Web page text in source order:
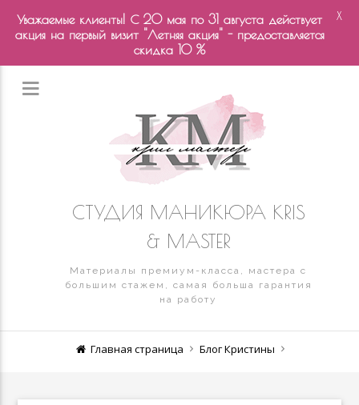
СТУДИЯ МАНИКЮРА KRIS
& MASTER
Материалы премиум-класса, мастера с
большим стажем, самая больша гарантия
на работу
Главная страница Блог Кристины
Уважаемые клиенты! С 20 мая по 31 августа действует
акция на первый визит "Летняя акция" - предоставляется
скидка 10 %
X